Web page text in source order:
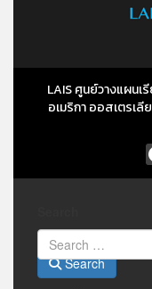
LAIS ศูนย์วางแผนเ
อเมริกา ออสเตรเ
Search